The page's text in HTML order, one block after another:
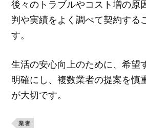
後々のトラブルやコスト増の原
判や実績をよく調べて契約する
す。
生活の安心向上のために、希望
明確にし、複数業者の提案を慎
が大切です。
業者